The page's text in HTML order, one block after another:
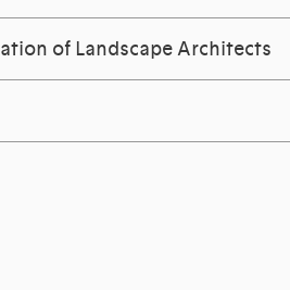
of Landscape Architects